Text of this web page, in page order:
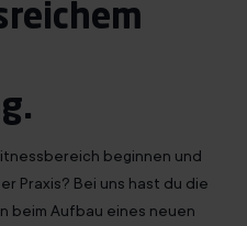
beginnen und
Praxis? Bei uns hast du die
beim Aufbau eines neuen